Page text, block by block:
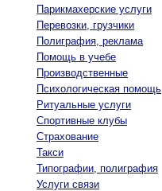
Парикмахерские услуги
Перевозки, грузчики
Полиграфия, реклама
Помощь в учебе
Производственные
Психологическая помощь
Ритуальные услуги
Спортивные клубы
Страхование
Такси
Типографии, полиграфия
Услуги связи